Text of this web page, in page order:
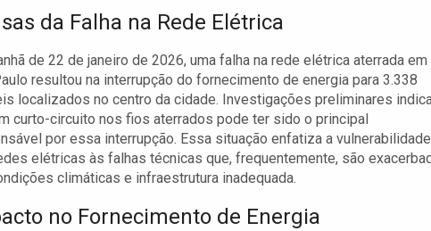
da Falha na Rede Elétrica
de 22 de janeiro de 2026, uma falha na rede elétrica aterrada em
resultou na interrupção do fornecimento de energia para 3.338
localizados no centro da cidade. Investigações preliminares
curto-circuito nos fios aterrados pode ter sido o principal
por essa interrupção. Essa situação enfatiza a vulnerabilidade
elétricas às falhas técnicas que, frequentemente, são
climáticas e infraestrutura inadequada.
no Fornecimento de Energia